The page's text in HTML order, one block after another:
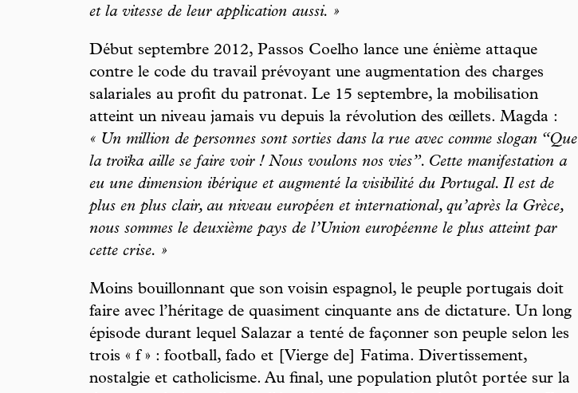
et la vitesse de leur application aussi. »
Début septembre 2012, Passos Coelho lance une énième attaque
contre le code du travail prévoyant une augmentation des charges
salariales au profit du patronat. Le 15 septembre, la mobilisation
atteint un niveau jamais vu depuis la révolution des œillets. Magda :
« Un million de personnes sont sorties dans la rue avec comme slogan “Que
la troïka aille se faire voir ! Nous voulons nos vies”. Cette manifestation a
eu une dimension ibérique et augmenté la visibilité du Portugal. Il est de
plus en plus clair, au niveau européen et international, qu’après la Grèce,
nous sommes le deuxième pays de l’Union européenne le plus atteint par
cette crise. »
Moins bouillonnant que son voisin espagnol, le peuple portugais doit
faire avec l’héritage de quasiment cinquante ans de dictature. Un long
épisode durant lequel Salazar a tenté de façonner son peuple selon les
trois « f » : football, fado et [Vierge de] Fatima. Divertissement,
nostalgie et catholicisme. Au final, une population plutôt portée sur la